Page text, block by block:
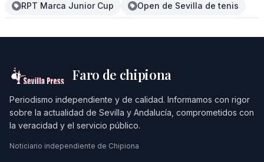
RPT Marca Junior Cup
Open de Sevilla de tenis
Faro de chipiona
Periodismo independiente y de calidad. Informamos con rigor
sobre la actualidad de Sevilla y Andalucía, comprometidos con
la veracidad y el servicio público.
Noticiario independiente de Chipiona